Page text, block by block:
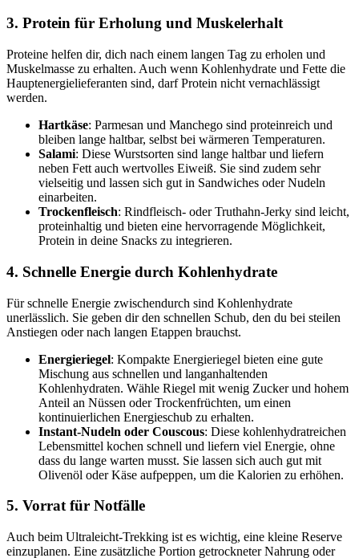
3. Protein für Erholung und Muskelerhalt
Proteine helfen dir, dich nach einem langen Tag zu erholen und
Muskelmasse zu erhalten. Auch wenn Kohlenhydrate und Fette die
Hauptenergielieferanten sind, darf Protein nicht vernachlässigt
werden.
Hartkäse: Parmesan und Manchego sind proteinreich und
bleiben lange haltbar, selbst bei wärmeren Temperaturen.
Salami: Diese Wurstsorten sind lange haltbar und liefern
neben Fett auch wertvolles Eiweiß. Sie sind zudem sehr
vielseitig und lassen sich gut in Sandwiches oder Nudeln
einarbeiten.
Trockenfleisch: Rindfleisch- oder Truthahn-Jerky sind leicht,
proteinhaltig und bieten eine hervorragende Möglichkeit,
Protein in deine Snacks zu integrieren.
4. Schnelle Energie durch Kohlenhydrate
Für schnelle Energie zwischendurch sind Kohlenhydrate
unerlässlich. Sie geben dir den schnellen Schub, den du bei steilen
Anstiegen oder nach langen Etappen brauchst.
Energieriegel: Kompakte Energieriegel bieten eine gute
Mischung aus schnellen und langanhaltenden
Kohlenhydraten. Wähle Riegel mit wenig Zucker und hohem
Anteil an Nüssen oder Trockenfrüchten, um einen
kontinuierlichen Energieschub zu erhalten.
Instant-Nudeln oder Couscous: Diese kohlenhydratreichen
Lebensmittel kochen schnell und liefern viel Energie, ohne
dass du lange warten musst. Sie lassen sich auch gut mit
Olivenöl oder Käse aufpeppen, um die Kalorien zu erhöhen.
5. Vorrat für Notfälle
Auch beim Ultraleicht-Trekking ist es wichtig, eine kleine Reserve
einzuplanen. Eine zusätzliche Portion getrockneter Nahrung oder